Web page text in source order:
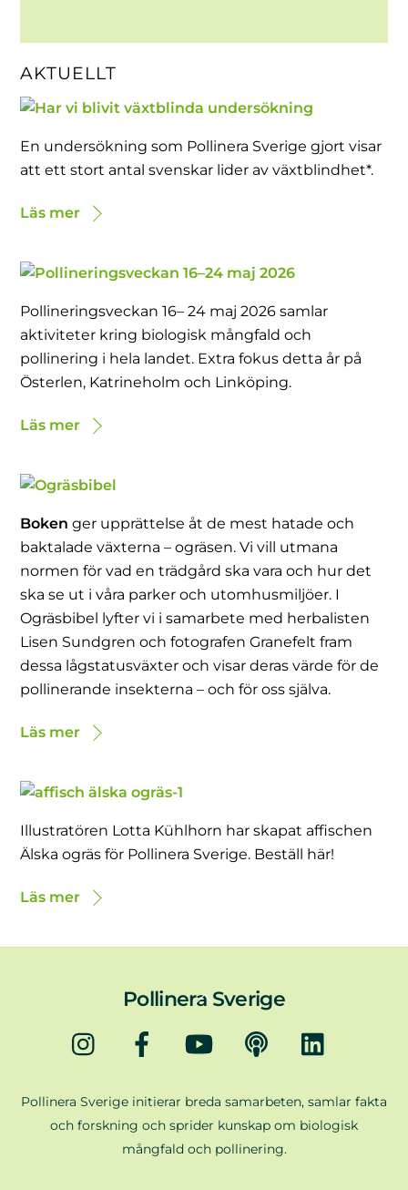
AKTUELLT
En undersökning som Pollinera Sverige gjort visar
att ett stort antal svenskar lider av växtblindhet*.
Läs mer
Pollineringsveckan 16– 24 maj 2026 samlar
aktiviteter kring biologisk mångfald och
pollinering i hela landet. Extra fokus detta år på
Österlen, Katrineholm och Linköping.
Läs mer
Boken ger upprättelse åt de mest hatade och
baktalade växterna – ogräsen. Vi vill utmana
normen för vad en trädgård ska vara och hur det
ska se ut i våra parker och utomhusmiljöer. I
Ogräsbibel lyfter vi i samarbete med herbalisten
Lisen Sundgren och fotografen Granefelt fram
dessa lågstatusväxter och visar deras värde för de
pollinerande insekterna – och för oss själva.
Läs mer
Illustratören Lotta Kühlhorn har skapat affischen
Älska ogräs för Pollinera Sverige. Beställ här!
Läs mer
Back
Top
Pollinera Sverige
Instagram Facebook YouTube Podd
Pollinera Sverige initierar breda samarbeten, samlar fakta
och forskning och sprider kunskap om biologisk
mångfald och pollinering.